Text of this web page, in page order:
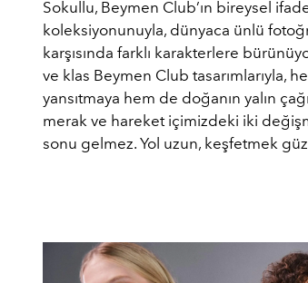
Sokullu, Beymen Club’ın bireysel
koleksiyonunuyla, dünyaca ünlü
karşısında farklı karakterlere
ve klas Beymen Club tasarımlarıyla,
yansıtmaya hem de doğanın yalın
merak ve hareket içimizdeki iki
sonu gelmez. Yol uzun, keşfetmek